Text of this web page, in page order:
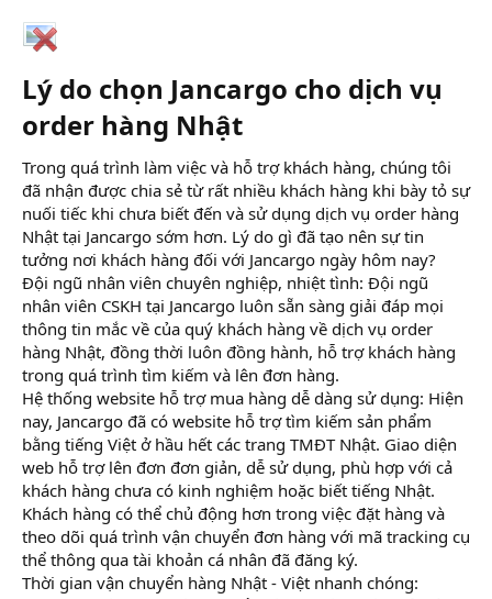
Lý do chọn Jancargo cho dịch vụ
order hàng Nhật​
Trong quá trình làm việc và hỗ trợ khách hàng, chúng tôi
đã nhận được chia sẻ từ rất nhiều khách hàng khi bày tỏ sự
nuối tiếc khi chưa biết đến và sử dụng dịch vụ order hàng
Nhật tại Jancargo sớm hơn. Lý do gì đã tạo nên sự tin
tưởng nơi khách hàng đối với Jancargo ngày hôm nay?
Đội ngũ nhân viên chuyên nghiệp, nhiệt tình: Đội ngũ
nhân viên CSKH tại Jancargo luôn sẵn sàng giải đáp mọi
thông tin mắc về của quý khách hàng về dịch vụ order
hàng Nhật, đồng thời luôn đồng hành, hỗ trợ khách hàng
trong quá trình tìm kiếm và lên đơn hàng.
Hệ thống website hỗ trợ mua hàng dễ dàng sử dụng: Hiện
nay, Jancargo đã có website hỗ trợ tìm kiếm sản phẩm
bằng tiếng Việt ở hầu hết các trang TMĐT Nhật. Giao diện
web hỗ trợ lên đơn đơn giản, dễ sử dụng, phù hợp với cả
khách hàng chưa có kinh nghiệm hoặc biết tiếng Nhật.
Khách hàng có thể chủ động hơn trong việc đặt hàng và
theo dõi quá trình vận chuyển đơn hàng với mã tracking cụ
thể thông qua tài khoản cá nhân đã đăng ký.
Thời gian vận chuyển hàng Nhật - Việt nhanh chóng: